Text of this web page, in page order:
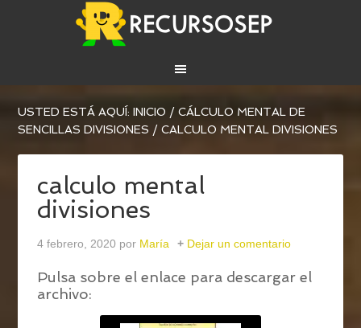
USTED ESTÁ AQUÍ:INICIO / CÁLCULO MENTAL DE
SENCILLAS DIVISIONES / CALCULO MENTAL DIVISIONES
calculo mental
divisiones
4 febrero, 2020 por María Dejar un comentario
Pulsa sobre el enlace para descargar el
archivo: